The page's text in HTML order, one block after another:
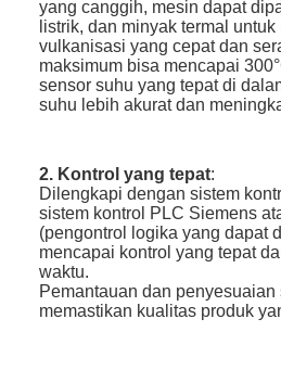
yang canggih, mesin dapat
listrik, dan minyak termal
vulkanisasi yang cepat dan
maksimum bisa mencapai
sensor suhu yang tepat di
suhu lebih akurat dan
2. Kontrol yang tepat:
Dilengkapi dengan sistem
sistem kontrol PLC Siemens
(pengontrol logika yang dapat
mencapai kontrol yang tepat
waktu.
Pemantauan dan penyesuaian
memastikan kualitas produk